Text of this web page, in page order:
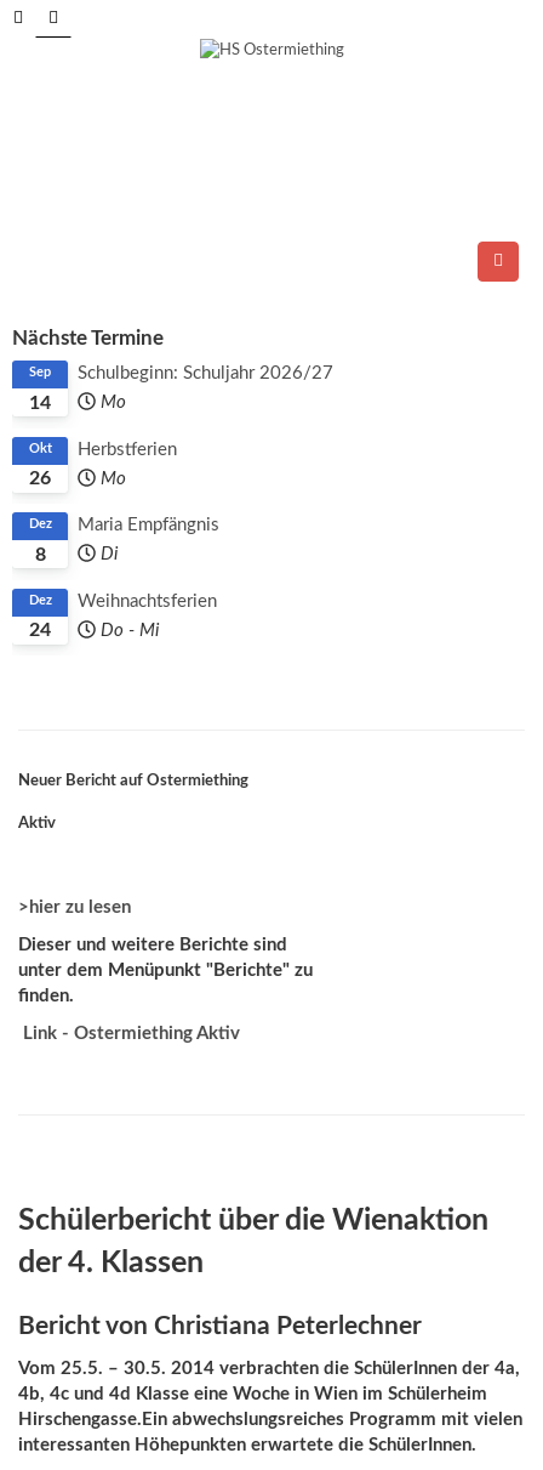
Nächste Termine
14
Sep
Schulbeginn: Schuljahr 2026/27
Mo
26
Okt
Herbstferien
Mo
8
Dez
Maria Empfängnis
Di
24
Dez
Weihnachtsferien
Do - Mi
Neuer Bericht auf Ostermiething
Aktiv
>hier zu lesen
Dieser und weitere Berichte sind
unter dem Menüpunkt "Berichte" zu
finden.
Link - Ostermiething Aktiv
Schülerbericht über die Wienaktion
der 4. Klassen
Bericht von Christiana Peterlechner
Vom 25.5. – 30.5. 2014 verbrachten die SchülerInnen der 4a,
4b, 4c und 4d Klasse eine Woche in Wien im Schülerheim
Hirschengasse.Ein abwechslungsreiches Programm mit vielen
interessanten Höhepunkten erwartete die SchülerInnen.